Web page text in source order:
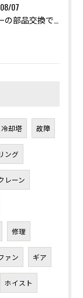
07
冷却塔 故障
ング
レーン
修理
ァン ギア
ホイスト